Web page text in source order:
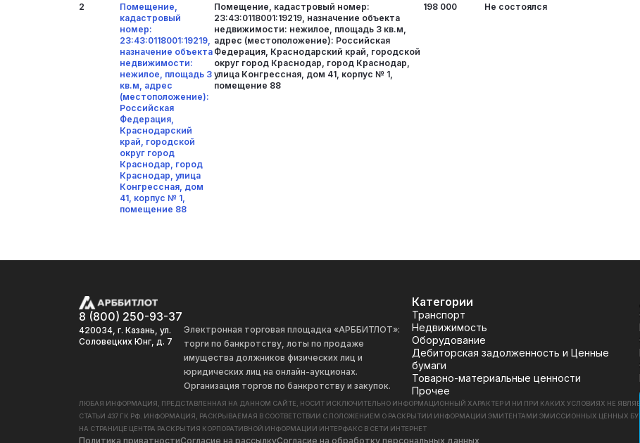
2
Помещение,
кадастровый
номер:
23:43:0118001:19219,
назначение объекта
недвижимости:
нежилое, площадь 3
кв.м, адрес
(местоположение):
Российская
Федерация,
Краснодарский
край, городской
округ город
Краснодар, город
Краснодар, улица
Конгрессная, дом
41, корпус № 1,
помещение 88
Помещение, кадастровый номер:
23:43:0118001:19219, назначение объекта
недвижимости: нежилое, площадь 3 кв.м,
адрес (местоположение): Российская
Федерация, Краснодарский край, городской
округ город Краснодар, город Краснодар,
улица Конгрессная, дом 41, корпус № 1,
помещение 88
198 000 Не состоялся
8 (800) 250-93-37
420034, г. Казань, ул.
Соловецких Юнг, д. 7
Электронная торговая площадка «АРББИТЛОТ»:
торги по банкротству, лоты по продаже
имущества должников физических лиц и
юридических лиц на онлайн-аукционах.
Организация торгов по банкротству и закупок.
Категории
Транспорт
Недвижимость
Оборудование
Дебиторская задолженность и Ценные
бумаги
Товарно-материальные ценности
Прочее
ЛЮБАЯ ИНФОРМАЦИЯ, ПРЕДСТАВЛЕННАЯ НА ДАННОМ САЙТЕ, НОСИТ ИСКЛЮЧИТЕЛЬНО ИНФОРМАЦИОННЫЙ ХАРАКТЕР И НИ ПРИ КАКИХ УСЛОВИЯХ НЕ
СТАТЬИ 437 ГК РФ. ИНФОРМАЦИЯ, РАСКРЫВАЕМАЯ В СООТВЕТСТВИИ С ПОЛОЖЕНИЕМ О РАСКРЫТИИ ИНФОРМАЦИИ ЭМИТЕНТАМИ ЭМИССИОННЫХ ЦЕННЫХ
НА СТРАНИЦЕ ЦЕНТРА РАСКРЫТИЯ КОРПОРАТИВНОЙ ИНФОРМАЦИИ ИНТЕРФАКС В СЕТИ ИНТЕРНЕТ
Политика приватностиСогласие на рассылкуСогласие на обработку персональных данных